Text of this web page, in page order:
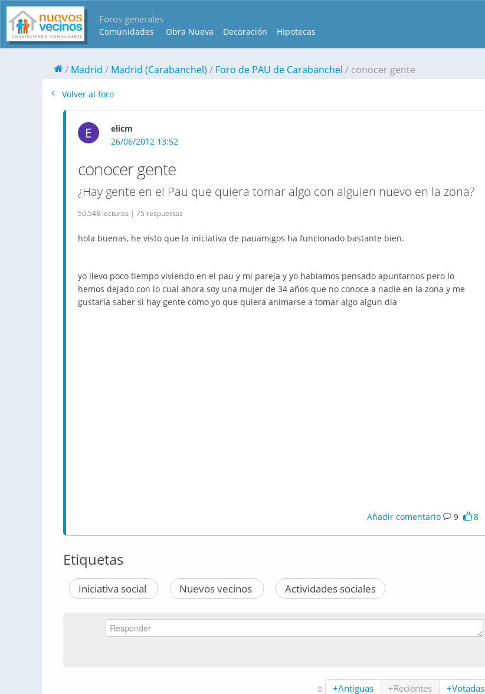
Foros generales
Comunidades Obra Nueva Decoración Hipotecas
Madrid Madrid (Carabanchel) Foro de PAU de Carabanchel conocer gente
Volver al foro
E
elicm
26/06/2012 13:52
conocer gente
¿Hay gente en el Pau que quiera tomar algo con alguien nuevo en la zona?
50.548 lecturas | 75 respuestas
hola buenas, he visto que la iniciativa de pauamigos ha funcionado bastante bien.
yo llevo poco tiempo viviendo en el pau y mi pareja y yo habiamos pensado apuntarnos pero lo
hemos dejado con lo cual ahora soy una mujer de 34 años que no conoce a nadie en la zona y me
gustaria saber si hay gente como yo que quiera animarse a tomar algo algun dia
Añadir comentario 9 8
Etiquetas
Iniciativa social Nuevos vecinos Actividades sociales
+Antiguas +Recientes +Votadas